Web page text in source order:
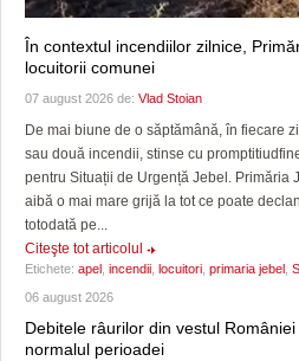
În contextul incendiilor zilnice,
locuitorii comunei
07 august 2026 de: Vlad Stoian
De mai biune de o săptămână, în fiecare
sau două incendii, stinse cu
pentru Situații de Urgență Jebel. Primăria
aibă o mai mare grijă la tot ce poate
totodată pe...
Citeşte tot articolul
Etichete: apel incendii locuitori primaria jebel
06 august 2026
Debitele râurilor din vestul
normalul perioadei